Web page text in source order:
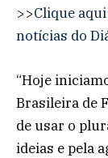
>>Clique
notícias do
“Hoje
Brasileira de
de usar o
ideias e pela